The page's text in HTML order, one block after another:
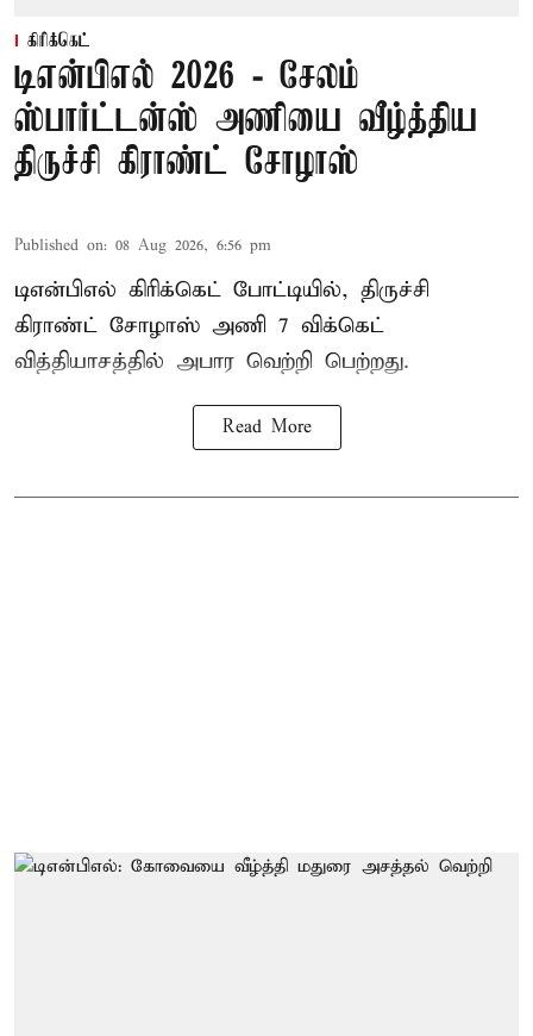
கிரிக்கெட்
டிஎன்பிஎல் 2026 - சேலம்
ஸ்பார்ட்டன்ஸ் அணியை வீழ்த்திய
திருச்சி கிராண்ட் சோழாஸ்
Published on: 08 Aug 2026, 6:56 pm
டிஎன்பிஎல் கிரிக்கெட் போட்டியில், திருச்சி
கிராண்ட் சோழாஸ் அணி 7 விக்கெட்
வித்தியாசத்தில் அபார வெற்றி பெற்றது.
Read More